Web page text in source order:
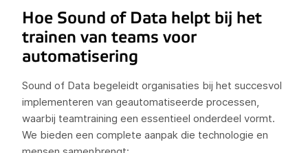
Hoe Sound of Data helpt bij het
trainen van teams voor
automatisering
Sound of Data begeleidt organisaties bij het succesvol
implementeren van geautomatiseerde processen,
waarbij teamtraining een essentieel onderdeel vormt.
We bieden een complete aanpak die technologie en